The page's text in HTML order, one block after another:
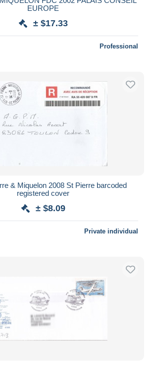
EUROPE
± $17.33
Professional
& Miquelon 2008 St Pierre barcoded
registered cover
± $8.09
Private individual